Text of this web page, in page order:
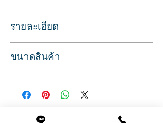
รายละเอียด
กระจกทำผม เหมาะสำหรับร้านตัดผม ทำผม
แบบแขวนผนัง ประหยัดพื้นที่ สไตล์เรียบหรู
ขนาดสินค้า
กว้าง 65 ซม.
ลึก 4.5 ซม.